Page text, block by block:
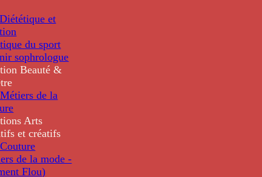
et
du sport
sophrologue
Beauté &
de la
Arts
et créatifs
de la mode -
Flou)